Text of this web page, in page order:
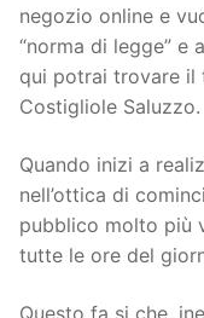
negozio online e
“norma di legge” e
qui potrai trovare il
Costigliole Saluzzo.
Quando inizi a
nell’ottica di
pubblico molto più
tutte le ore del
Questo fa si che,